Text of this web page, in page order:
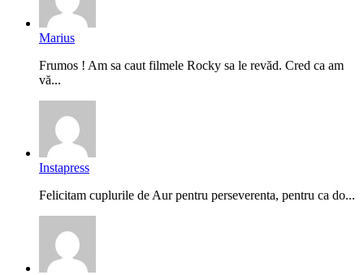
Marius
Frumos ! Am sa caut filmele Rocky sa le revăd. Cred ca am
vă...
Instapress
Felicitam cuplurile de Aur pentru perseverenta, pentru ca do...